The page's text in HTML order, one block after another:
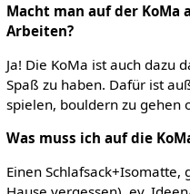
Macht man auf der KoMa
Arbeiten?
Ja! Die KoMa ist auch dazu
Spaß zu haben. Dafür ist
spielen, bouldern zu gehen
Was muss ich auf die
Einen